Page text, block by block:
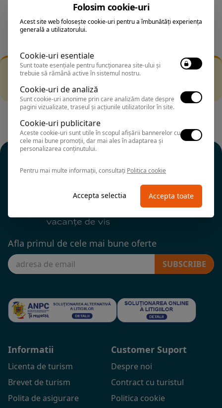
Stele 5-1
Filtrarea nu a returnat niciun rezultat
alte fitre.
Afla primul de cele mai bune oferte
SUBSCRIBE
Informatii
Licenta de turism
Brevet de turism
Polita de asigurare
Customer Suport
Despre noi
Contract cu turistul
Politica cookie
Folosim cookie-uri
Acest site web folosește cookie-uri pentru a îmbunătăți experiența
generală a utilizatorului.
Cookie-uri esentiale
Sunt toate esențiale pentru funcționarea site-ului și
trebuie să rămână active în sistemul nostru.
Cookie-uri de analiză
Sunt cookie-uri anonime prin care analizăm date despre
pagini vizualizate, traseul și acțiunile utilizatorilor în site.
Cookie-uri publicitare
Aceste cookie-uri sunt utile în scopul afișării bannerelor cu
cele mai bune promoții, dar mai ales în adaptarea și
personalizarea conținutului.
Pentru mai multe informații, consultați Politica cookie
Accepta selectia Accepta toate